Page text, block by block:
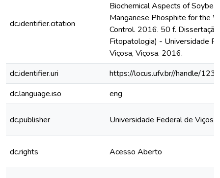
dc.identifier.citation
Biochemical Aspects of
Manganese Phosphite for the
Control. 2016. 50 f.
Fitopatologia) - Universidade
Viçosa, Viçosa. 2016.
dc.identifier.uri
https://locus.ufv.br//handle/
dc.language.iso
eng
dc.publisher Universidade Federal de Viçosa
dc.rights Acesso Aberto